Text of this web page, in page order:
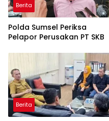
Berita
Polda Sumsel Periksa
Pelapor Perusakan PT SKB
Berita